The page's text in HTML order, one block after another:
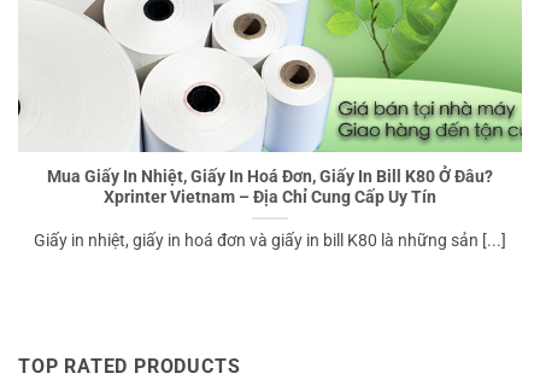
Mua Giấy In Nhiệt, Giấy In Hoá Đơn, Giấy In Bill K80 Ở Đâu?
Xprinter Vietnam – Địa Chỉ Cung Cấp Uy Tín
Giấy in nhiệt, giấy in hoá đơn và giấy in bill K80 là những sản [...]
TOP RATED PRODUCTS